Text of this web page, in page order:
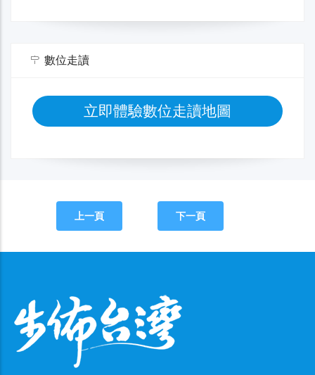
數位走讀
立即體驗數位走讀地圖
上一頁 下一頁